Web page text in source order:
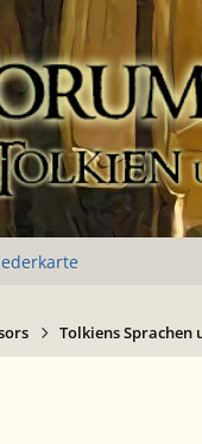
Tolkiens Sprachen